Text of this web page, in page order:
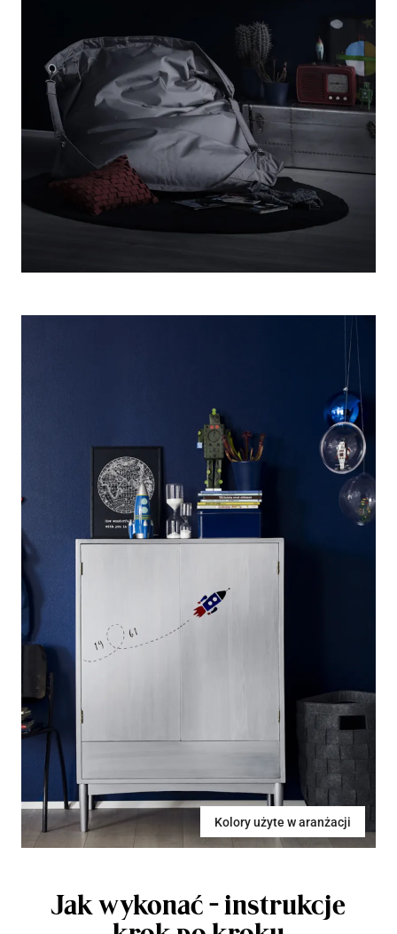
Kolory użyte w aranżacji
Jak wykonać - instrukcje